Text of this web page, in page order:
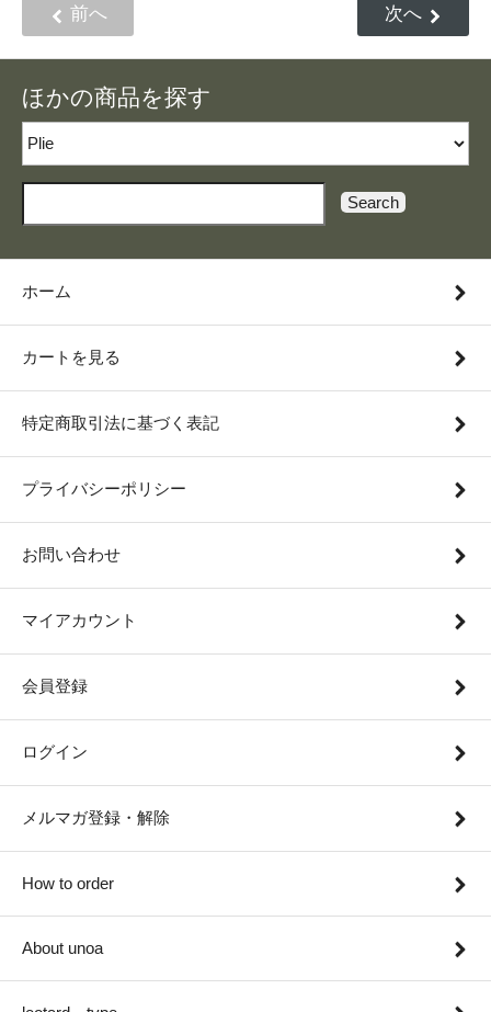
前へ 次へ
ほかの商品を探す
Search
ホーム
カートを見る
特定商取引法に基づく表記
プライバシーポリシー
お問い合わせ
マイアカウント
会員登録
ログイン
メルマガ登録・解除
How to order
About unoa